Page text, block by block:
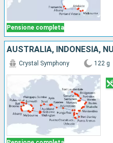
Pensione completa
Crystal Symphony 122 g